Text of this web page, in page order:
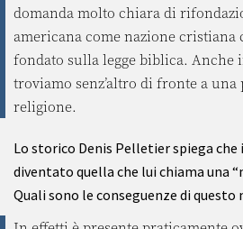
domanda molto chiara di
americana come nazione cristiana
fondato sulla legge biblica. Anche
troviamo senz’altro di fronte a
religione.
Lo storico Denis Pelletier spiega
diventato quella che lui chiama una
Quali sono le conseguenze di